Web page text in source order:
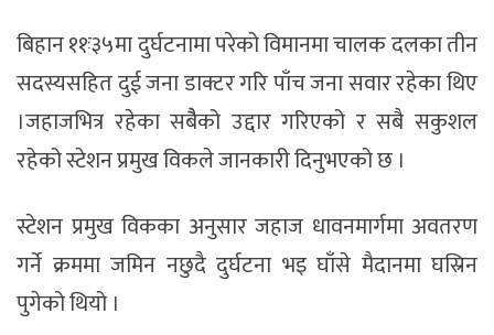
बिहान ११ः३५मा दुर्घटनामा परेको विमानमा चालक दलका तीन
सदस्यसहित दुई जना डाक्टर गरि पाँच जना सवार रहेका थिए
।जहाजभित्र रहेका सबैैको उद्दार गरिएको र सबै सकुशल
रहेको स्टेशन प्रमुख विकले जानकारी दिनुभएको छ ।
स्टेशन प्रमुख विकका अनुसार जहाज धावनमार्गमा अवतरण
गर्ने क्रममा जमिन नछुदै दुर्घटना भइ घाँसे मैदानमा घस्रिन
पुगेको थियो ।